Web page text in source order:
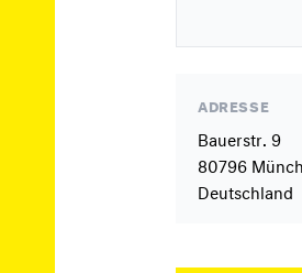
ADRESSE
Bauerstr. 9
80796
Deutschland